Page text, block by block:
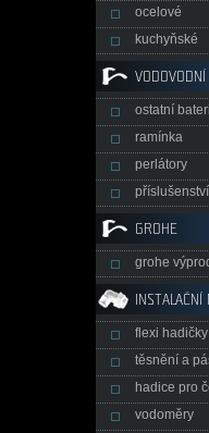
ocelové
kuchyňské
ostatní
ramínka
perlátory
příslušenství
GROHE
grohe
flexi
těsnění a
hadice pro
vodoměry